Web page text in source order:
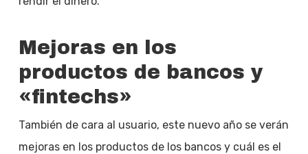
Mejoras en los
productos de bancos y
«fintechs»
También de cara al usuario, este nuevo año se verán
mejoras en los productos de los bancos y cuál es el